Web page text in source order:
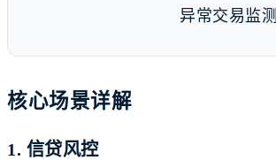
      异常交易监测
核心场景详解
1. 信贷风控